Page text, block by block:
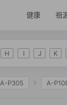
健康 祖
H I J K
A-P305 A-